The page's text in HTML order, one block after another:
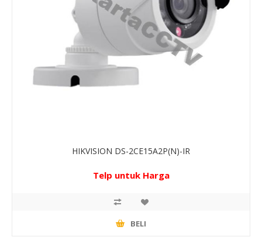
HIKVISION DS-2CE15A2P(N)-IR
Telp untuk Harga
BELI